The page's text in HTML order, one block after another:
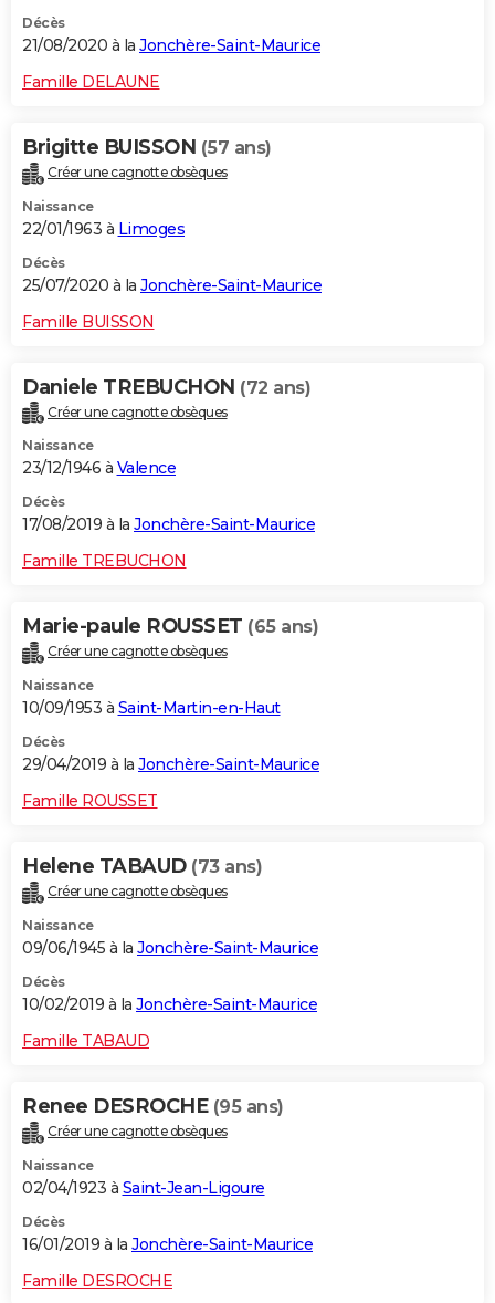
Décès
21/08/2020 à la Jonchère-Saint-Maurice
Famille DELAUNE
Brigitte BUISSON (57 ans)
Créer une cagnotte obsèques
Naissance
22/01/1963 à Limoges
Décès
25/07/2020 à la Jonchère-Saint-Maurice
Famille BUISSON
Daniele TREBUCHON (72 ans)
Créer une cagnotte obsèques
Naissance
23/12/1946 à Valence
Décès
17/08/2019 à la Jonchère-Saint-Maurice
Famille TREBUCHON
Marie-paule ROUSSET (65 ans)
Créer une cagnotte obsèques
Naissance
10/09/1953 à Saint-Martin-en-Haut
Décès
29/04/2019 à la Jonchère-Saint-Maurice
Famille ROUSSET
Helene TABAUD (73 ans)
Créer une cagnotte obsèques
Naissance
09/06/1945 à la Jonchère-Saint-Maurice
Décès
10/02/2019 à la Jonchère-Saint-Maurice
Famille TABAUD
Renee DESROCHE (95 ans)
Créer une cagnotte obsèques
Naissance
02/04/1923 à Saint-Jean-Ligoure
Décès
16/01/2019 à la Jonchère-Saint-Maurice
Famille DESROCHE